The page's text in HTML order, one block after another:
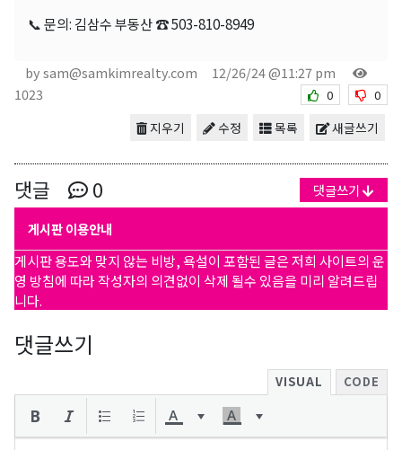
📞 문의: 김삼수 부동산 ☎ 503-810-8949
by sam@samkimrealty.com
12/26/24 @11:27 pm
1023
0 0
새글쓰기
목록
수정
지우기
댓글 0 댓글쓰기
게시판 이용안내
게시판 용도와 맞지 않는 비방, 욕설이 포함된 글은 저희 사이트의 운
영 방침에 따라 작성자의 의견없이 삭제 될수 있음을 미리 알려드립
니다.
댓글쓰기
VISUAL CODE